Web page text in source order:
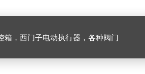
箱，西门子电动执行器，各种阀门